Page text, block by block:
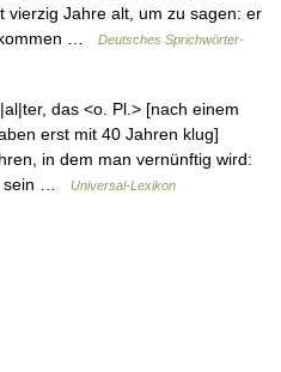
vierzig Jahre alt, um zu sagen: er
…
Deutsches Sprichwörter-
das <o. Pl.> [nach einem
erst mit 40 Jahren klug]
in dem man vernünftig wird:
sein …
Universal-Lexikon